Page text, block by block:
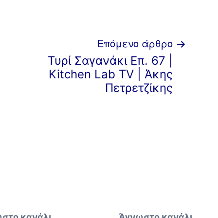
Επόμενο άρθρο
Τυρί Σαγανάκι Επ. 67 |
Kitchen Lab TV | Άκης
Πετρετζίκης